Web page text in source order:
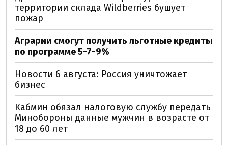
территории склада Wildberries бушует
пожар
Аграрии смогут получить льготные кредиты
по программе 5-7-9%
Новости 6 августа: Россия уничтожает
бизнес
Кабмин обязал налоговую службу передать
Минобороны данные мужчин в возрасте от
18 до 60 лет